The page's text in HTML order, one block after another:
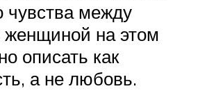
чувства между
на этом
описать как
а не любовь.